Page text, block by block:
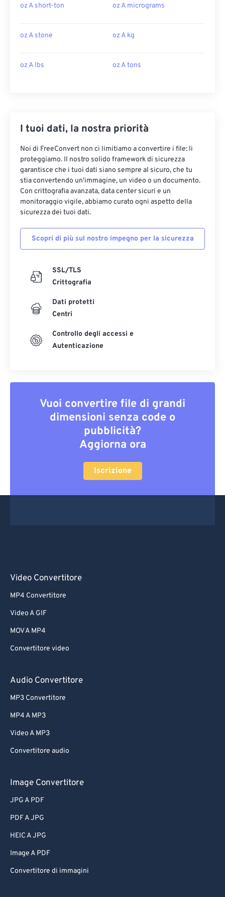
oz A short-ton oz A micrograms
oz A stone oz A kg
oz A lbs oz A tons
I tuoi dati, la nostra priorità
Noi di FreeConvert non ci limitiamo a convertire i file: li
proteggiamo. Il nostro solido framework di sicurezza
garantisce che i tuoi dati siano sempre al sicuro, che tu
stia convertendo un'immagine, un video o un documento.
Con crittografia avanzata, data center sicuri e un
monitoraggio vigile, abbiamo curato ogni aspetto della
sicurezza dei tuoi dati.
Scopri di più sul nostro impegno per la sicurezza
SSL/TLS
Crittografia
Dati protetti
Centri
Controllo degli accessi e
Autenticazione
Vuoi convertire file di grandi
dimensioni senza code o
pubblicità?
Aggiorna ora
Iscrizione
Video Convertitore
MP4 Convertitore
Video A GIF
MOV A MP4
Convertitore video
Audio Convertitore
MP3 Convertitore
MP4 A MP3
Video A MP3
Convertitore audio
Image Convertitore
JPG A PDF
PDF A JPG
HEIC A JPG
Image A PDF
Convertitore di immagini